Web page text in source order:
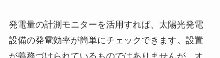
発電量の計測モニターを活用すれば、太陽光発電
設備の発電効率が簡単にチェックできます。設置